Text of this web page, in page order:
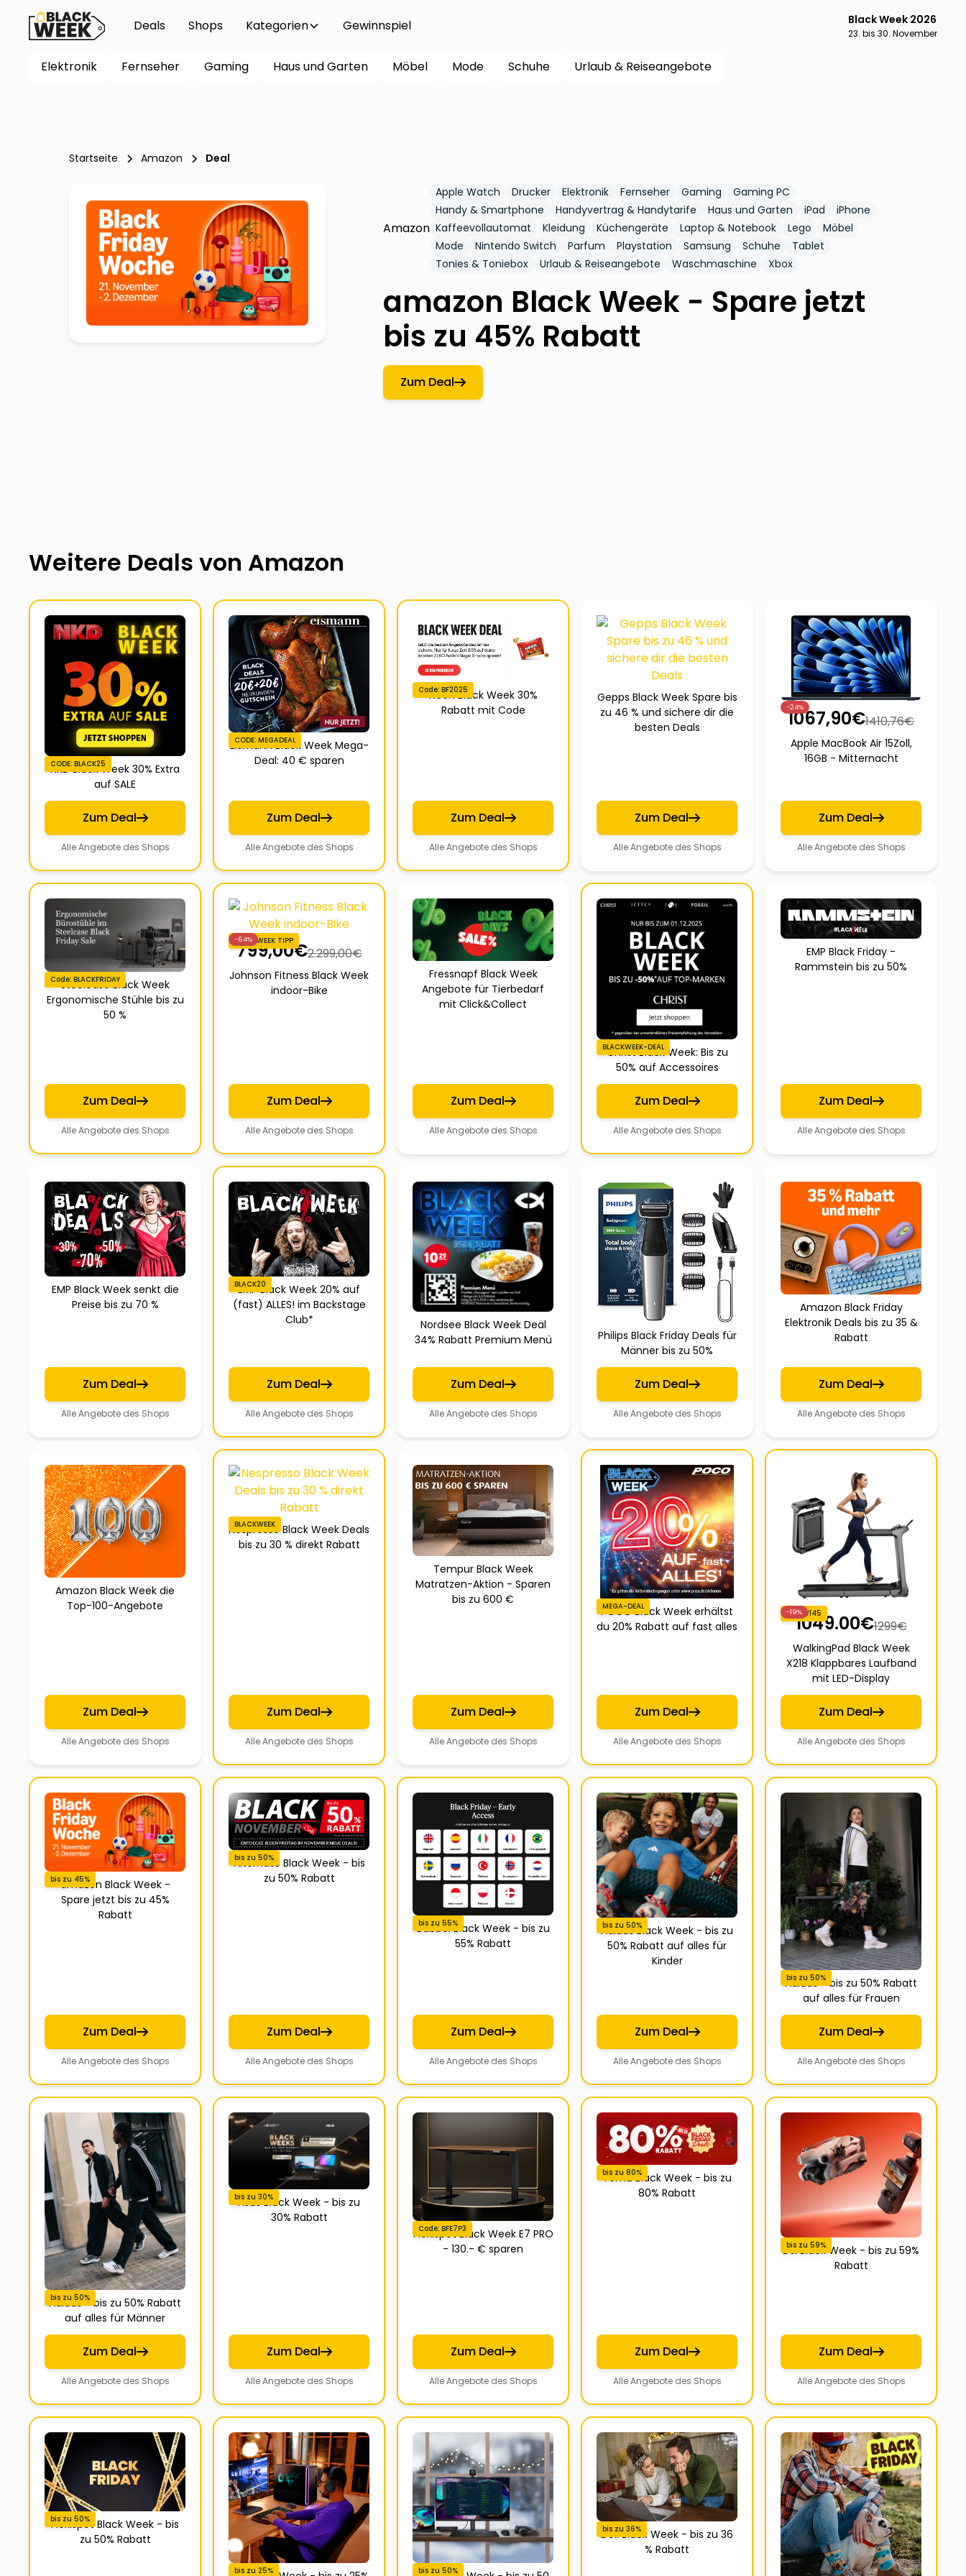
Deals Shops Kategorien Gewinnspiel Black Week 2026
23. bis 30. November
Elektronik Fernseher Gaming Haus und Garten Möbel Mode Schuhe Urlaub & Reiseangebote
Startseite Amazon Deal
Amazon
Apple Watch Drucker Elektronik Fernseher Gaming
Gaming PC
Handy & Smartphone
Handyvertrag & Handytarife Haus und Garten iPad
iPhone
Kaffeevollautomat
Kleidung Küchengeräte Laptop & Notebook Lego
Möbel
Mode
Nintendo Switch Parfum Playstation Samsung Schuhe
Tablet
Tonies & Toniebox
Urlaub & Reiseangebote Waschmaschine Xbox
amazon Black Week - Spare jetzt
bis zu 45% Rabatt
Zum Deal
Weitere Deals von Amazon
CODE: BLACK25
NKD Black Week 30% Extra
auf SALE
Zum Deal
Alle Angebote des Shops
CODE: MEGADEAL
Eismann Black Week Mega-
Deal: 40 € sparen
Zum Deal
Alle Angebote des Shops
Code: BF2025
Neoh Black Week 30%
Rabatt mit Code
Zum Deal
Alle Angebote des Shops
Gepps Black Week Spare bis
zu 46 % und sichere dir die
besten Deals
Zum Deal
Alle Angebote des Shops
-24%
1067,90€1410,76€
Apple MacBook Air 15Zoll,
16GB - Mitternacht
Zum Deal
Alle Angebote des Shops
Code: BLACKFRIDAY
Steelcase Black Week
Ergonomische Stühle bis zu
50 %
Zum Deal
Alle Angebote des Shops
BLACKWEEK TIPP
-64%
799,00€2.299,00€
Johnson Fitness Black Week
indoor-Bike
Zum Deal
Alle Angebote des Shops
Fressnapf Black Week
Angebote für Tierbedarf
mit Click&Collect
Zum Deal
Alle Angebote des Shops
BLACKWEEK-DEAL
Christ Black Week: Bis zu
50% auf Accessoires
Zum Deal
Alle Angebote des Shops
EMP Black Friday -
Rammstein bis zu 50%
Zum Deal
Alle Angebote des Shops
EMP Black Week senkt die
Preise bis zu 70 %
Zum Deal
Alle Angebote des Shops
BLACK20
EMP Black Week 20% auf
(fast) ALLES! im Backstage
Club*
Zum Deal
Alle Angebote des Shops
Nordsee Black Week Deal
34% Rabatt Premium Menü
Zum Deal
Alle Angebote des Shops
Philips Black Friday Deals für
Männer bis zu 50%
Zum Deal
Alle Angebote des Shops
Amazon Black Friday
Elektronik Deals bis zu 35 &
Rabatt
Zum Deal
Alle Angebote des Shops
Amazon Black Week die
Top-100-Angebote
Zum Deal
Alle Angebote des Shops
BLACKWEEK
Nespresso Black Week Deals
bis zu 30 % direkt Rabatt
Zum Deal
Alle Angebote des Shops
Tempur Black Week
Matratzen-Aktion - Sparen
bis zu 600 €
Zum Deal
Alle Angebote des Shops
MEGA-DEAL
POCO Black Week erhältst
du 20% Rabatt auf fast alles
Zum Deal
Alle Angebote des Shops
WPBW145
-19%1049.00€1299€
WalkingPad Black Week
X218 Klappbares Laufband
mit LED-Display
Zum Deal
Alle Angebote des Shops
bis zu 45%
amazon Black Week -
Spare jetzt bis zu 45%
Rabatt
Zum Deal
Alle Angebote des Shops
bis zu 50%
Alternate Black Week - bis
zu 50% Rabatt
Zum Deal
Alle Angebote des Shops
bis zu 55%
Babbel Black Week - bis zu
55% Rabatt
Zum Deal
Alle Angebote des Shops
bis zu 50%
Adidas Black Week - bis zu
50% Rabatt auf alles für
Kinder
Zum Deal
Alle Angebote des Shops
bis zu 50%
Adidas - bis zu 50% Rabatt
auf alles für Frauen
Zum Deal
Alle Angebote des Shops
bis zu 50%
Adidas - bis zu 50% Rabatt
auf alles für Männer
Zum Deal
Alle Angebote des Shops
bis zu 30%
Asus Black Week - bis zu
30% Rabatt
Zum Deal
Alle Angebote des Shops
Code: BFE7P3
Flexispot Black Week E7 PRO
- 130.- € sparen
Zum Deal
Alle Angebote des Shops
bis zu 80%
Temu Black Week - bis zu
80% Rabatt
Zum Deal
Alle Angebote des Shops
bis zu 59%
DJI Black Week - bis zu 59%
Rabatt
Zum Deal
Alle Angebote des Shops
bis zu 50%
Flexispot Black Week - bis
zu 50% Rabatt
bis zu 25% bis zu 50%
bis zu 36%
Dell Black Week - bis zu 36
% Rabatt